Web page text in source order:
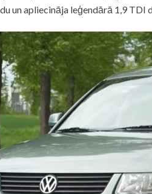
un apliecināja leģendārā 1,9 TDI